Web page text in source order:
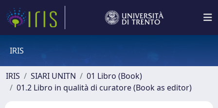
IRIS
IRIS SIARI UNITN
01 Libro (Book)
01.2 Libro in qualità di curatore (Book as editor)